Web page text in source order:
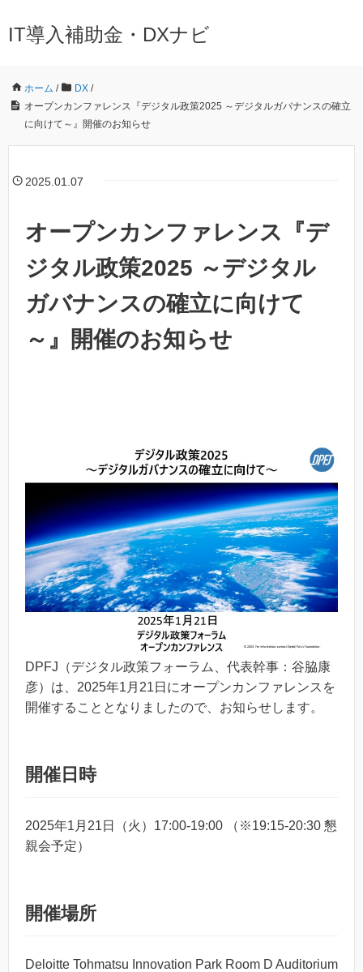
IT導入補助金・DXナビ
ホーム / DX /
オープンカンファレンス『デジタル政策2025 ～デジタルガバナンスの確立
に向けて～』開催のお知らせ
2025.01.07
オープンカンファレンス『デ
ジタル政策2025 ～デジタル
ガバナンスの確立に向けて
～』開催のお知らせ
DPFJ（デジタル政策フォーラム、代表幹事：谷脇康
彦）は、2025年1月21日にオープンカンファレンスを
開催することとなりましたので、お知らせします。
開催日時
2025年1月21日（火）17:00-19:00 （※19:15‐20:30 懇
親会予定）
開催場所
Deloitte Tohmatsu Innovation Park Room D Auditorium